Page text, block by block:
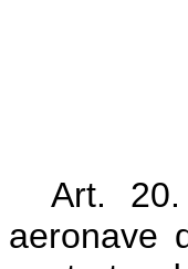
Art.
aeronave